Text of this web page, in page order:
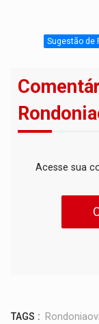
Sugestão de
Acesse sua
TAGS :